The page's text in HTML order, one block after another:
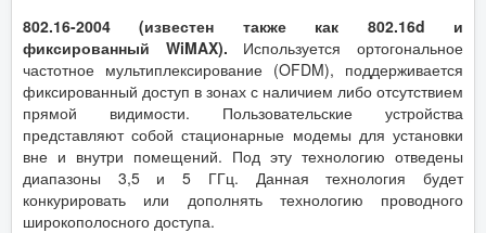
802.16-2004 (известен также как 802.16d и
фиксированный WiMAX). Используется ортогональное
частотное мультиплексирование (OFDM), поддерживается
фиксированный доступ в зонах с наличием либо отсутствием
прямой видимости. Пользовательские устройства
представляют собой стационарные модемы для установки
вне и внутри помещений. Под эту технологию отведены
диапазоны 3,5 и 5 ГГц. Данная технология будет
конкурировать или дополнять технологию проводного
широкополосного доступа.